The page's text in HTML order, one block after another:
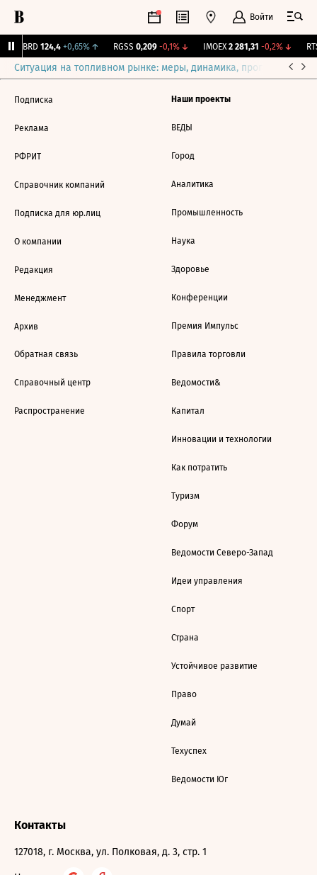
Войти
ABRD 124,4 +0,65%↑ RGSS 0,209 -0,1%↓ IMOEX 2 281,31 -0,2%↓
Ситуация на топливном рынке: меры, динамика, прогнозы
Подписка
Реклама
РФРИТ
Справочник компаний
Подписка для юр.лиц
О компании
Редакция
Менеджмент
Архив
Обратная связь
Справочный центр
Распространение
Наши проекты
ВЕДЫ
Город
Аналитика
Промышленность
Наука
Здоровье
Конференции
Премия Импульс
Правила торговли
Ведомости&
Капитал
Инновации и технологии
Как потратить
Туризм
Форум
Ведомости Северо-Запад
Идеи управления
Спорт
Страна
Устойчивое развитие
Право
Думай
Техуспех
Ведомости Юг
Контакты
127018, г. Москва, ул. Полковая, д. 3, стр. 1